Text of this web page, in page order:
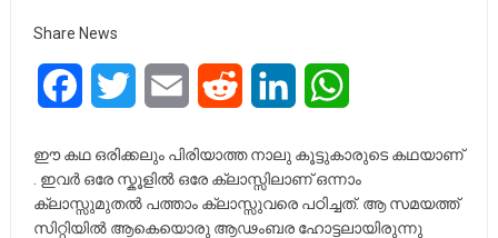
Share News
FacebookTwitter Email Reddit LinkedIn
ഈ കഥ ഒരിക്കലും പിരിയാത്ത നാലു കൂട്ടുകാരുടെ കഥയാണ്
. ഇവർ ഒരേ സ്കൂളിൽ ഒരേ ക്ലാസ്സിലാണ് ഒന്നാം
ക്ലാസ്സുമുതൽ പത്താം ക്ലാസ്സുവരെ പഠിച്ചത്. ആ സമയത്ത്
സിറ്റിയിൽ ആകെയൊരു ആഢംബര ഹോട്ടലായിരുന്നു